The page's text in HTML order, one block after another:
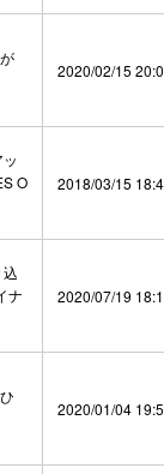
2020/02/15
O
2018/03/15
ナ
2020/07/19
2020/01/04